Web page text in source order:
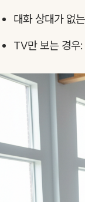
대화 상대가 없
TV만 보는 경우